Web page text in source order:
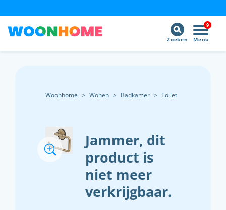
9
Menu
Zoeken
Woonhome > Wonen > Badkamer > Toilet
Jammer, dit
product is
niet meer
verkrijgbaar.